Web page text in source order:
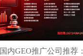
国内GEO推广公司推荐：